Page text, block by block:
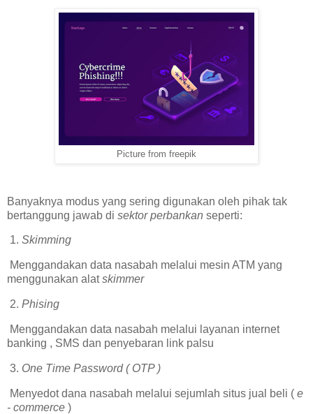
Picture from freepik
Banyaknya modus yang sering digunakan oleh pihak tak
bertanggung jawab di sektor perbankan seperti:
1. Skimming
Menggandakan data nasabah melalui mesin ATM yang
menggunakan alatskimmer
2. Phising
Menggandakan data nasabah melalui layanan internet
banking , SMS dan penyebaran link palsu
3. One Time Password ( OTP )
Menyedot dana nasabah melalui sejumlah situs jual beli ( e
- commerce )